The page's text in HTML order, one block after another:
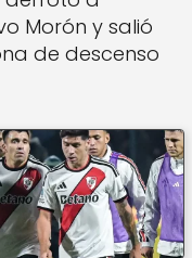
Morón y salió
de descenso